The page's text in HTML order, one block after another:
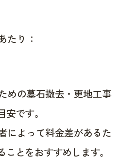
たり：
めの墓石撤去・更地工事
です。
によって料金差があるた
とをおすすめします。